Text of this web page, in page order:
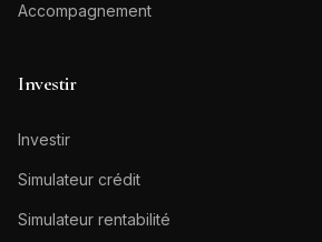
Accompagnement
Investir
Investir
Simulateur crédit
Simulateur rentabilité